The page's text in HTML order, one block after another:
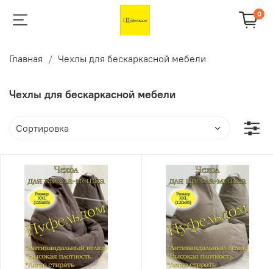
0
Главная Чехлы для бескаркасной мебели
Чехлы для бескаркасной мебели